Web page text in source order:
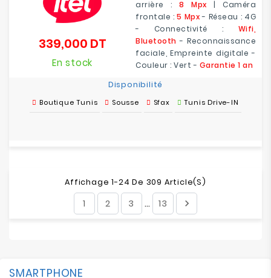
arrière : 8 Mpx | Caméra
frontale :5 Mpx- Réseau : 4G
- Connectivité : Wifi,
Bluetooth - Reconnaissance
faciale, Empreinte digitale -
Couleur : Vert - Garantie 1 an
339,000 DTPrix
En stock
Disponibilité
Boutique Tunis Sousse Sfax Tunis Drive-IN
Affichage 1-24 De 309 Article(s)
1 2 3 … 13 
SMARTPHONE